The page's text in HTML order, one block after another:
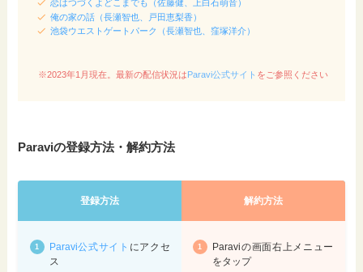
恋はつづくよどこまでも（佐藤健、上白石萌音）
俺の家の話（長瀬智也、戸田恵梨香）
池袋ウエストゲートパーク（長瀬智也、窪塚洋介）
※2023年1月現在。最新の配信状況はParavi公式サイト をご参照ください
Paraviの登録方法・解約方法
登録方法 解約方法
Paravi公式サイト にアクセ
ス
Paraviの画面右上メニュー
をタップ